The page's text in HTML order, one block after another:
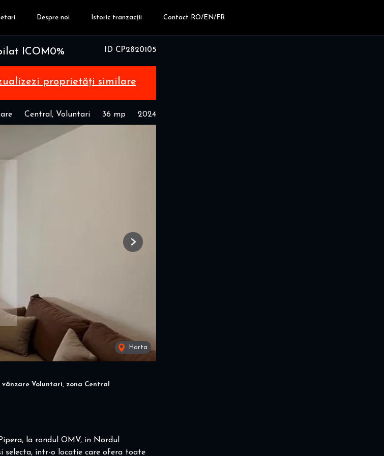
Despre noi Istoric tranzacții Contact RO/EN/FR
ID CP2820105
ICOM0%
proprietăți similare
Central, Voluntari 36 mp 2024
Harta
Next
Voluntari, zona Central
la rondul OMV, in Nordul
selecta, intr-o locatie care ofera toate